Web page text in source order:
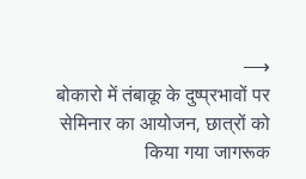
बोकारो में तंबाकू के दुष्प्रभावों पर
सेमिनार का आयोजन, छात्रों को
किया गया जागरूक
⟶